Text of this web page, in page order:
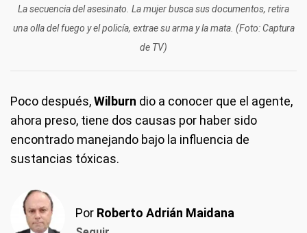
La secuencia del asesinato. La mujer busca sus documentos, retira
una olla del fuego y el policía, extrae su arma y la mata. (Foto: Captura
de TV)
Poco después,Wilburn dio a conocer que el agente,
ahora preso, tiene dos causas por haber sido
encontrado manejando bajo la influencia de
sustancias tóxicas.
Por Roberto Adrián Maidana